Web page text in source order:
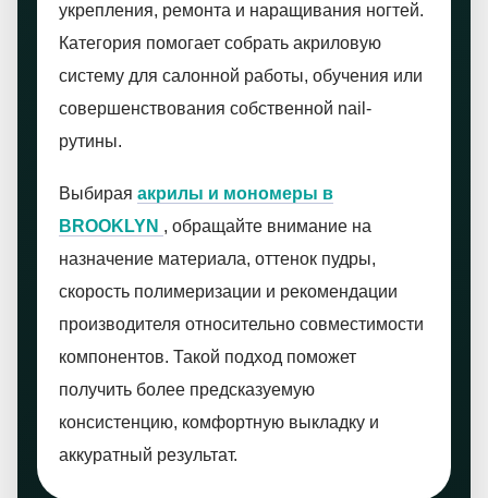
укрепления, ремонта и наращивания ногтей.
Категория помогает собрать акриловую
систему для салонной работы, обучения или
совершенствования собственной nail-
рутины.
Выбирая акрилы и мономеры в
BROOKLYN , обращайте внимание на
назначение материала, оттенок пудры,
скорость полимеризации и рекомендации
производителя относительно совместимости
компонентов. Такой подход поможет
получить более предсказуемую
консистенцию, комфортную выкладку и
аккуратный результат.